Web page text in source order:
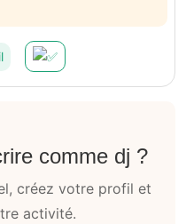
comme dj ?
créez votre profil et
activité.